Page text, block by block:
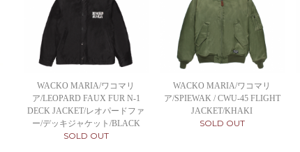
WACKO MARIA/ワコマリ
ア/LEOPARD FAUX FUR N-1
DECK JACKET/レオパードファ
ー/デッキジャケット/BLACK
SOLD OUT
WACKO MARIA/ワコマリ
ア/SPIEWAK / CWU-45 FLIGHT
JACKET/KHAKI
SOLD OUT